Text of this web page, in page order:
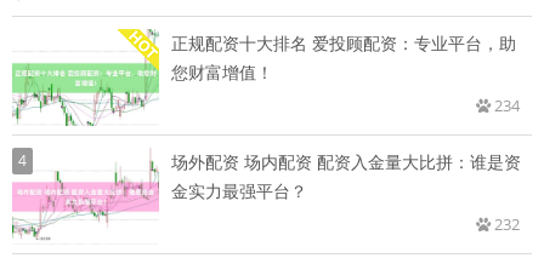
正规配资十大排名 爱投顾配资：专业平台，助
您财富增值！
234
4
场外配资 场内配资 配资入金量大比拼：谁是资
金实力最强平台？
232